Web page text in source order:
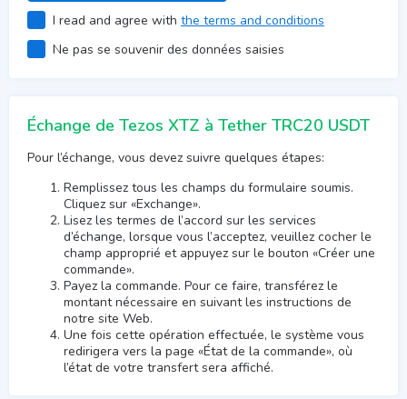
I read and agree with the terms and conditions
Ne pas se souvenir des données saisies
Échange de Tezos XTZ à Tether TRC20 USDT
Pour l’échange, vous devez suivre quelques étapes:
Remplissez tous les champs du formulaire soumis.
Cliquez sur «Exchange».
Lisez les termes de l’accord sur les services
d’échange, lorsque vous l’acceptez, veuillez cocher le
champ approprié et appuyez sur le bouton «Créer une
commande».
Payez la commande. Pour ce faire, transférez le
montant nécessaire en suivant les instructions de
notre site Web.
Une fois cette opération effectuée, le système vous
redirigera vers la page «État de la commande», où
l’état de votre transfert sera affiché.